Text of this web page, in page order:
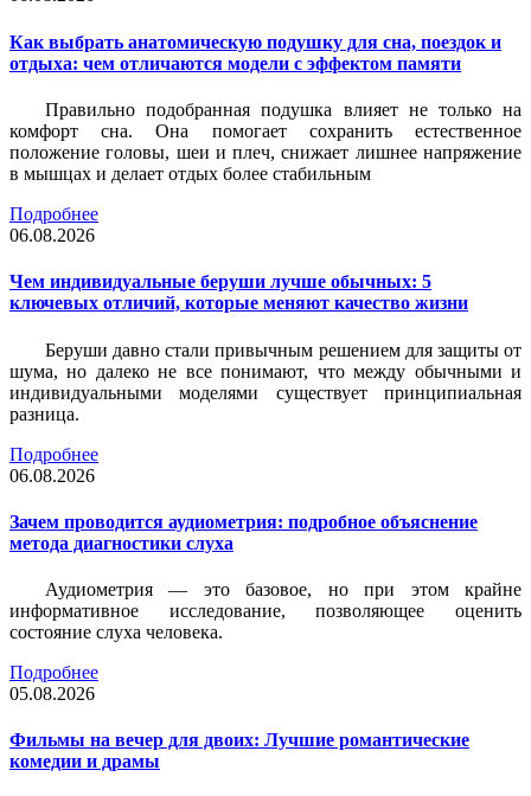
Как выбрать анатомическую подушку для сна, поездок и
отдыха: чем отличаются модели с эффектом памяти
Правильно подобранная подушка влияет не только на
комфорт сна. Она помогает сохранить естественное
положение головы, шеи и плеч, снижает лишнее напряжение
в мышцах и делает отдых более стабильным
Подробнее
06.08.2026
Чем индивидуальные беруши лучше обычных: 5
ключевых отличий, которые меняют качество жизни
Беруши давно стали привычным решением для защиты от
шума, но далеко не все понимают, что между обычными и
индивидуальными моделями существует принципиальная
разница.
Подробнее
06.08.2026
Зачем проводится аудиометрия: подробное объяснение
метода диагностики слуха
Аудиометрия — это базовое, но при этом крайне
информативное исследование, позволяющее оценить
состояние слуха человека.
Подробнее
05.08.2026
Фильмы на вечер для двоих: Лучшие романтические
комедии и драмы